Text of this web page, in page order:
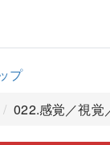
プ
022.感覚／視覚